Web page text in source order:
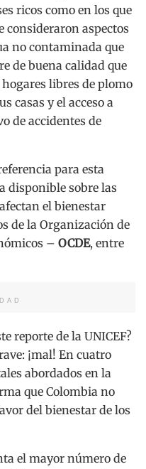
ricos como en los que
consideraron aspectos
no contaminada que
de buena calidad que
libres de plomo
casas y el acceso a
de accidentes de
para esta
disponible sobre las
el bienestar
de la Organización de
– OCDE, entre
reporte de la UNICEF?
¡mal! En cuatro
abordados en la
que Colombia no
del bienestar de los
el mayor número de